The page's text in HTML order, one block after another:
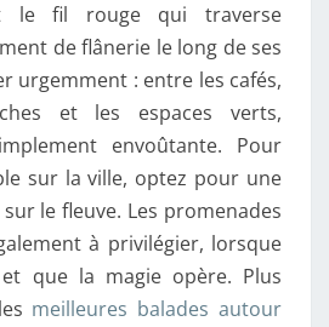
fil rouge qui traverse
de flânerie le long de ses
urgemment : entre les cafés,
et les espaces verts,
envoûtante. Pour
sur la ville, optez pour une
sur le fleuve. Les promenades
à privilégier, lorsque
que la magie opère. Plus
meilleures balades autour